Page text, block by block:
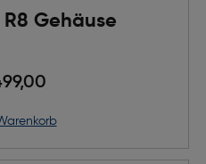
R8 Gehäuse